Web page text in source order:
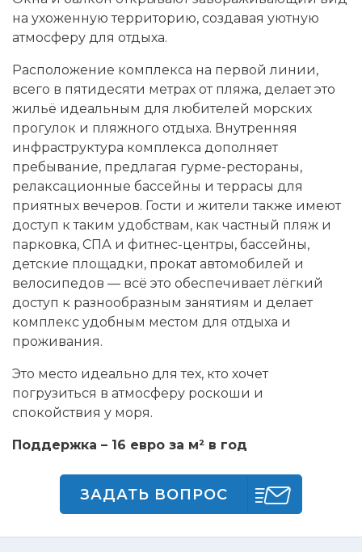
на ухоженную территорию, создавая уютную
атмосферу для отдыха.
Расположение комплекса на первой линии,
всего в пятидесяти метрах от пляжа, делает это
жильё идеальным для любителей морских
прогулок и пляжного отдыха. Внутренняя
инфраструктура комплекса дополняет
пребывание, предлагая гурме-рестораны,
релаксационные бассейны и террасы для
приятных вечеров. Гости и жители также имеют
доступ к таким удобствам, как частный пляж и
парковка, СПА и фитнес-центры, бассейны,
детские площадки, прокат автомобилей и
велосипедов — всё это обеспечивает лёгкий
доступ к разнообразным занятиям и делает
комплекс удобным местом для отдыха и
проживания.
Это место идеально для тех, кто хочет
погрузиться в атмосферу роскоши и
спокойствия у моря.
Поддержка – 16 евро за м² в год
ЗАДАТЬ ВОПРОС